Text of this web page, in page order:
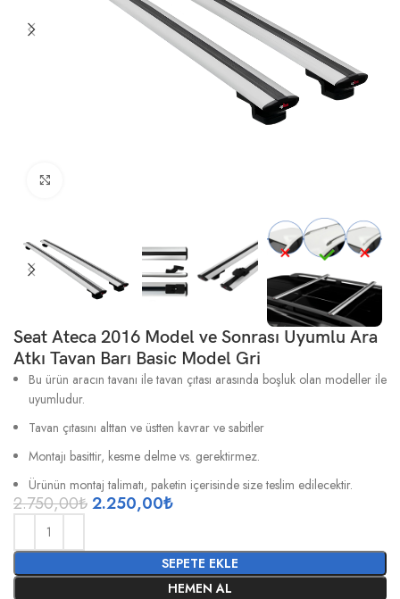
Seat Ateca 2016 Model ve Sonrası Uyumlu Ara
Atkı Tavan Barı Basic Model Gri
Bu ürün aracın tavanı ile tavan çıtası arasında boşluk olan modeller ile
uyumludur.
Tavan çıtasını alttan ve üstten kavrar ve sabitler
Montajı basittir, kesme delme vs. gerektirmez.
Ürünün montaj talimatı, paketin içerisinde size teslim edilecektir.
2.750,00₺2.250,00₺
SEPETE EKLE
HEMEN AL